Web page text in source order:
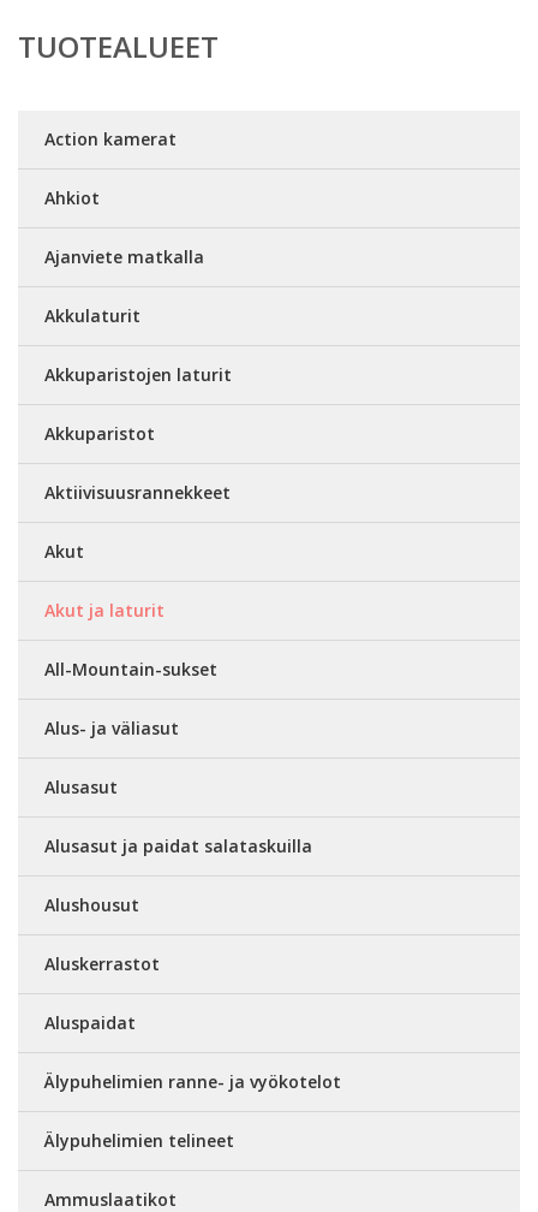
TUOTEALUEET
Action kamerat
Ahkiot
Ajanviete matkalla
Akkulaturit
Akkuparistojen laturit
Akkuparistot
Aktiivisuusrannekkeet
Akut
Akut ja laturit
All-Mountain-sukset
Alus- ja väliasut
Alusasut
Alusasut ja paidat salataskuilla
Alushousut
Aluskerrastot
Aluspaidat
Älypuhelimien ranne- ja vyökotelot
Älypuhelimien telineet
Ammuslaatikot